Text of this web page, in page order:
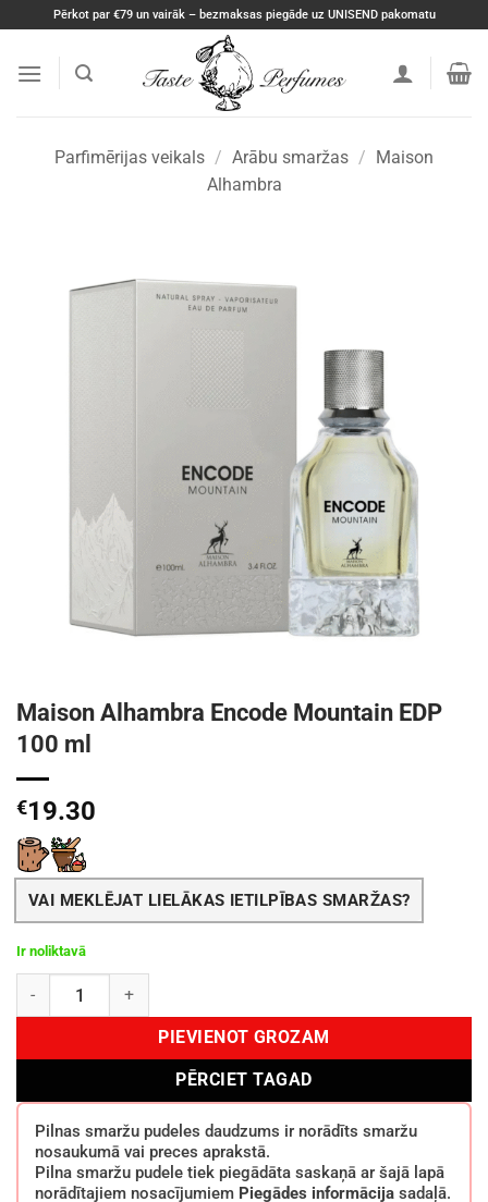
content
Pērkot par €79 un vairāk – bezmaksas piegāde uz UNISEND pakomatu
Parfimērijas veikals / Arābu smaržas / Maison
Alhambra
Maison Alhambra Encode Mountain EDP
100 ml
€19.30
VAI MEKLĒJAT LIELĀKAS IETILPĪBAS SMARŽAS?
Ir noliktavā
Maison Alhambra Encode Mountain EDP 100 ml daudzums
PIEVIENOT GROZAM
PĒRCIET TAGAD
Pilnas smaržu pudeles daudzums ir norādīts smaržu
nosaukumā vai preces aprakstā.
Pilna smaržu pudele tiek piegādāta saskaņā ar šajā lapā
norādītajiem nosacījumiem Piegādes informācija sadaļā.